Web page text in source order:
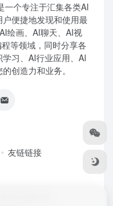
一个专注于汇集各类AI
便捷地发现和使用最
绘画、AI聊天、AI视
等领域，同时分享各
习、AI行业应用、AI
创造力和业务。
友链链接
号